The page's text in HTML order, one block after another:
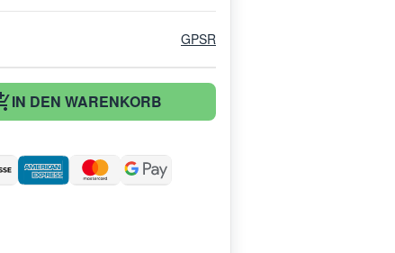
GPSR
IN DEN WARENKORB